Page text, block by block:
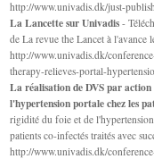
http://www.univadis.dk/just-
La Lancette sur Univadis -
de La revue the Lancet à l'avance
http://www.univadis.dk/
therapy-relieves-portal-
La réalisation de DVS par
l'hypertension portale chez les
rigidité du foie et de
patients co-infectés traités avec
http://www.univadis.dk/